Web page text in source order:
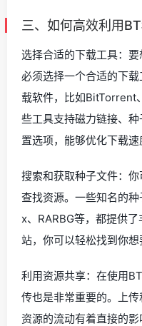
三、如何高效利用
选择合适的下载工具：要
必须选择一个合适的下
载软件，比如
些工具支持磁力链接、
置选项，能够优化下载速
搜索和获取种子文件：
查找资源。一些知名的
x、RARBG等，都提供
站，你可以轻松找到你想
利用资源共享：在使用
传也是非常重要的。上
资源的流动有着直接的